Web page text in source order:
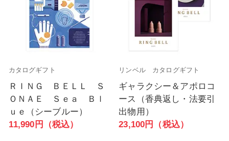
カタログギフト
ＲＩＮＧ ＢＥＬＬ Ｓ
ＯＮＡＥ Ｓｅａ Ｂｌ
ｕｅ（シーブルー）
11,990円（税込）
リンベル カタログギフト
ギャラクシー＆アポロコ
ース（香典返し・法要引
出物用）
23,100円（税込）